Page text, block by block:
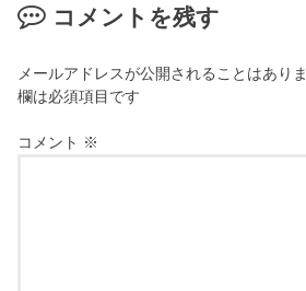
コメントを残す
メールアドレスが公開されることはありま
欄は必須項目です
コメント ※